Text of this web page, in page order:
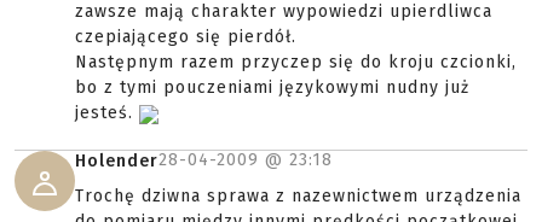
zawsze mają charakter wypowiedzi upierdliwca
czepiającego się pierdół.
Następnym razem przyczep się do kroju czcionki,
bo z tymi pouczeniami językowymi nudny już
jesteś.
Holender28-04-2009 @ 23:18
Trochę dziwna sprawa z nazewnictwem urządzenia